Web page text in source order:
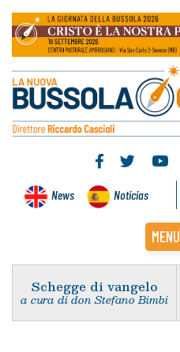
News Noticias
MENU
Schegge di vangelo
a cura di don Stefano Bimbi